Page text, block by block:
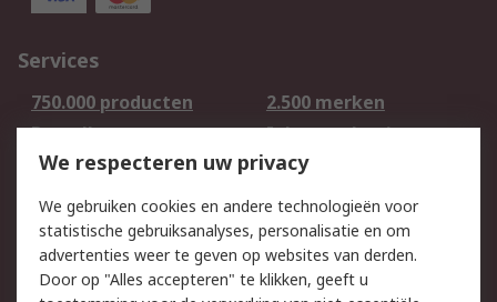
Services
750.000 producten
2.500 merken
Bestellen
Inkoopoplossingen
Retouren
Technisch advies
Track & Trace
Wettelijk
Cookiebeleid Email veiligheid
We respecteren uw privacy
We gebruiken cookies en andere technologieën voor
statistische gebruiksanalyses, personalisatie en om
advertenties weer te geven op websites van derden.
Door op "Alles accepteren" te klikken, geeft u